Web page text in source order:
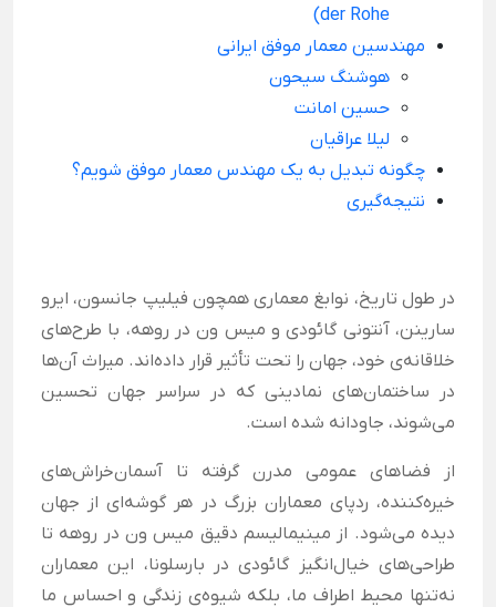
der Rohe)
مهندسین معمار موفق ایرانی
هوشنگ سیحون
حسین امانت
لیلا عراقیان
چگونه تبدیل به یک مهندس معمار موفق شویم؟
نتیجه‌گیری
در طول تاریخ، نوابغ معماری همچون فیلیپ جانسون، ایرو
سارینن، آنتونی گائودی و میس ون در روهه، با طرح‌های
خلاقانه‌ی خود، جهان را تحت تأثیر قرار داده‌اند. میراث آن‌ها
در ساختمان‌های نمادینی که در سراسر جهان تحسین
می‌شوند، جاودانه شده است.
از فضاهای عمومی مدرن گرفته تا آسمان‌خراش‌های
خیره‌کننده، ردپای معماران بزرگ در هر گوشه‌ای از جهان
دیده می‌شود. از مینیمالیسم دقیق میس ون در روهه تا
طراحی‌های خیال‌انگیز گائودی در بارسلونا، این معماران
نه‌تنها محیط اطراف ما، بلکه شیوه‌ی زندگی و احساس ما